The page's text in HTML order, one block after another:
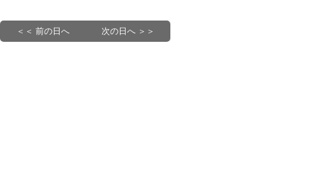
＜＜ 前の日へ 次の日へ ＞＞